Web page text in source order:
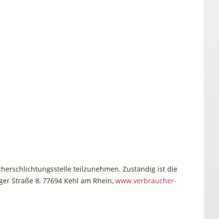
teilzunehmen. Zuständig ist die
Straße 8, 77694 Kehl am Rhein, www.verbraucher-